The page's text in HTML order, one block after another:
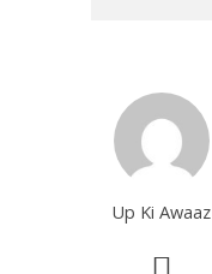
Up Ki Awaaz